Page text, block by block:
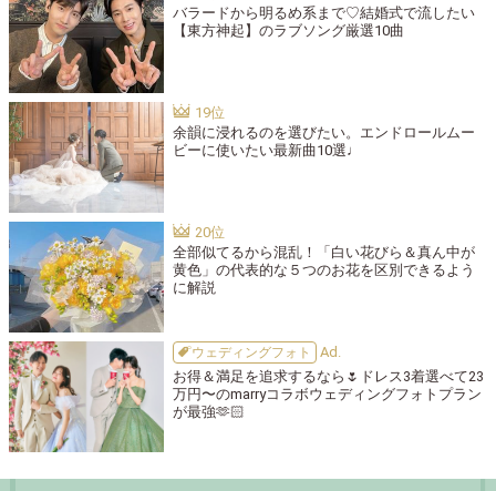
バラードから明るめ系まで♡結婚式で流したい
【東方神起】のラブソング厳選10曲
余韻に浸れるのを選びたい。エンドロールムー
ビーに使いたい最新曲10選♩
全部似てるから混乱！「白い花びら＆真ん中が
黄色」の代表的な５つのお花を区別できるよう
に解説
ウェディングフォト
お得＆満足を追求するなら🌷ドレス3着選べて23
万円〜のmarryコラボウェディングフォトプラン
が最強🫶🏻